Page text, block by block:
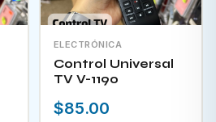
ELECTRÓNICA
Control Universal
TV V-1190
$85.00